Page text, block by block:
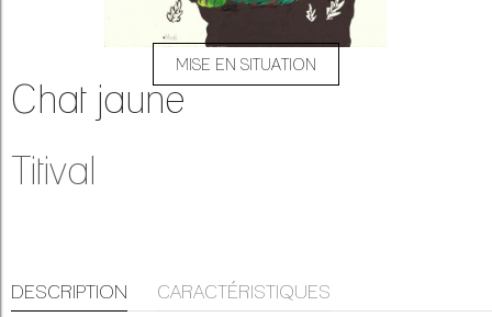
MISE EN SITUATION
Chat jaune
Titival
DESCRIPTION CARACTÉRISTIQUES